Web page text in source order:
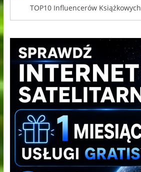
TOP10 Influencerów Książkowych